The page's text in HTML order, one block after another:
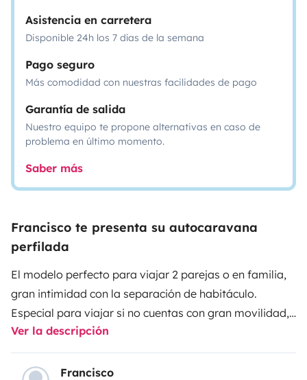
Asistencia en carretera
Disponible 24h los 7 días de la semana
Pago seguro
Más comodidad con nuestras facilidades de pago
Garantía de salida
Nuestro equipo te propone alternativas en caso de
problema en último momento.
Saber más
Francisco te presenta su autocaravana
perfilada
El modelo perfecto para viajar 2 parejas o en familia,
gran intimidad con la separación de habitáculo.
Especial para viajar si no cuentas con gran movilidad,
debido a que cuenta con una cama a la altura de la
que tenemos en casa.
Ver la descripción
Francisco